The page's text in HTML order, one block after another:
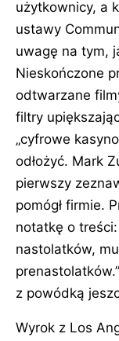
użytkownicy, a
ustawy
uwagę na tym,
Nieskończone
odtwarzane
filtry
cyfrowe kasyno
odłożyć. Mark
pierwszy
pomógł firmie.
notatkę o treści:
nastolatków,
prenastolatków.
z powódką
Wyrok z Los